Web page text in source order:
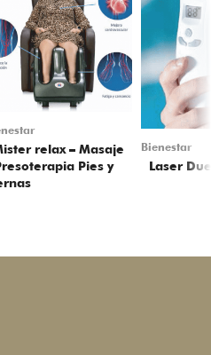
relax – Masaje
Pies y
Bienestar
Laser